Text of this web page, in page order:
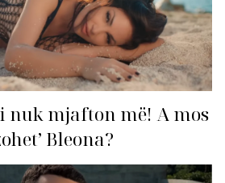
mjafton më! A mos
Bleona?